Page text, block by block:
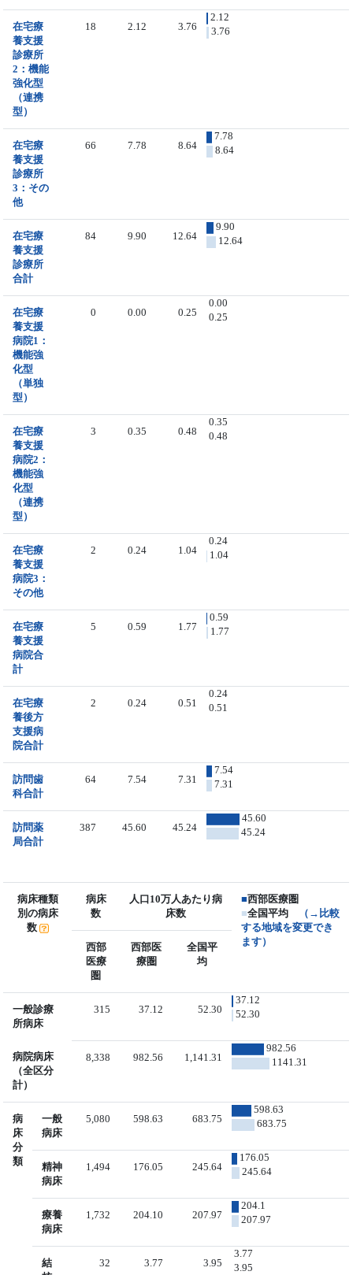
在宅療
養支援
診療所
2：機能
強化型
（連携
型）
18 2.12 3.76
2.12
3.76
在宅療
養支援
診療所
3：その
他
66 7.78 8.64
7.78
8.64
在宅療
養支援
診療所
合計
84 9.90 12.64
9.90
12.64
在宅療
養支援
病院1：
機能強
化型
（単独
型）
0 0.00 0.25
0.00
0.25
在宅療
養支援
病院2：
機能強
化型
（連携
型）
3 0.35 0.48
0.35
0.48
在宅療
養支援
病院3：
その他
2 0.24 1.04
0.24
1.04
在宅療
養支援
病院合
計
5 0.59 1.77
0.59
1.77
在宅療
養後方
支援病
院合計
2 0.24 0.51
0.24
0.51
訪問歯
科合計
64 7.54 7.31
7.54
7.31
訪問薬
局合計
387 45.60 45.24
45.60
45.24
病床種類
別の病床
数
病床
数
人口10万人あたり病
床数
■西部医療圏
■全国平均
（→比較
する地域を変更でき
ます）
西部
医療
圏
西部医
療圏
全国平
均
一般診療
所病床
315 37.12 52.30
37.12
52.30
病院病床
（全区分
計）
8,338 982.56 1,141.31
982.56
1141.31
病
床
分
類
一般
病床
5,080 598.63 683.75
598.63
683.75
精神
病床
1,494 176.05 245.64
176.05
245.64
療養
病床
1,732 204.10 207.97
204.1
207.97
結
32 3.77 3.95
3.77
3.95